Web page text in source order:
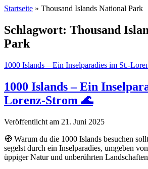
Startseite » Thousand Islands National Park
Schlagwort: Thousand
Park
1000 Islands – Ein Inselparadies im St.-
1000 Islands – Ein
Lorenz-Strom 🌊
Veröffentlicht am 21. Juni 2025
🧭 Warum du die 1000 Islands besuchen
segelst durch ein Inselparadies, umgeben
üppiger Natur und unberührten